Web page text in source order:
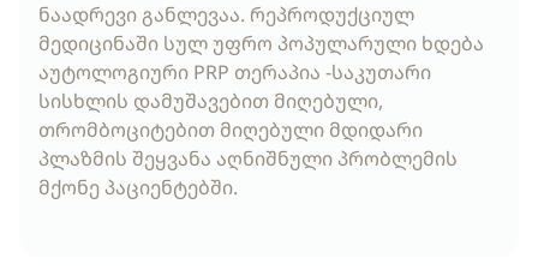
ნაადრევი განლევაა. რეპროდუქციულ
მედიცინაში სულ უფრო პოპულარული ხდება
აუტოლოგიური PRP თერაპია -საკუთარი
სისხლის დამუშავებით მიღებული,
თრომბოციტებით მიღებული მდიდარი
პლაზმის შეყვანა აღნიშნული პრობლემის
მქონე პაციენტებში.